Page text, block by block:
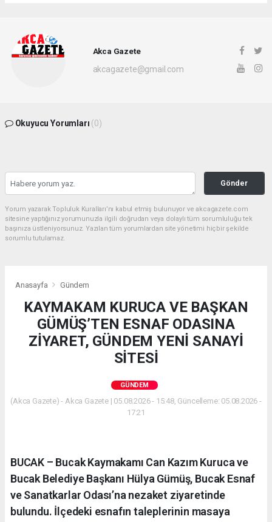
Akca Gazete
akcagazete@gmail.com
Okuyucu Yorumları (0)
Gönder
Yorum yazarak Topluluk Kuralları’nı kabul etmiş bulunuyor ve akcagazete.com
sitesine yaptığınız yorumunuzla ilgili doğrudan veya dolaylı tüm sorumluluğu tek
başınıza üstleniyorsunuz. Yazılan tüm yorumlardan site yönetimi hiçbir şekilde
sorumlu tutulamaz.
Anasayfa Gündem
KAYMAKAM KURUCA VE BAŞKAN
GÜMÜŞ’TEN ESNAF ODASINA
ZİYARET, GÜNDEM YENİ SANAYİ
SİTESİ
GÜNDEM
(Akca Gazete) - Akca Gazete | 05.08.2026 - 15:48, Güncelleme: 05.08.2026 -
17:21
BUCAK – Bucak Kaymakamı Can Kazım Kuruca ve
Bucak Belediye Başkanı Hülya Gümüş, Bucak Esnaf
ve Sanatkarlar Odası’na nezaket ziyaretinde
bulundu. İlçedeki esnafın taleplerinin masaya